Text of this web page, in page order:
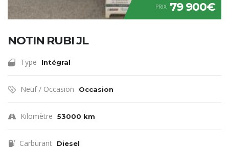
PRIX 79 900€
NOTIN RUBI JL
Type Intégral
Neuf / Occasion Occasion
Kilomètre 53000 km
Carburant Diesel